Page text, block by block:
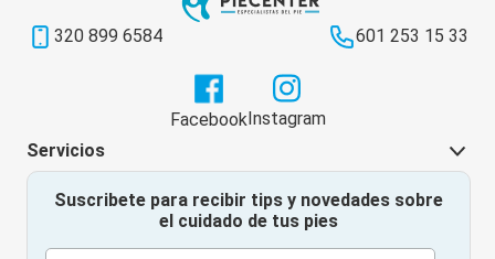
320 899 6584 601 253 15 33
Facebook Instagram
Servicios
Suscribete para recibir tips y novedades sobre
el cuidado de tus pies